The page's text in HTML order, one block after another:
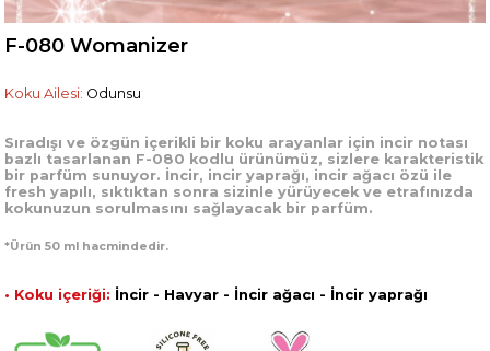
F-080 Womanizer
Koku Ailesi: Odunsu
Sıradışı ve özgün içerikli bir koku arayanlar için incir notası
bazlı tasarlanan F-080 kodlu ürünümüz, sizlere karakteristik
bir parfüm sunuyor. İncir, incir yaprağı, incir ağacı özü ile
fresh yapılı, sıktıktan sonra sizinle yürüyecek ve etrafınızda
kokunuzun sorulmasını sağlayacak bir parfüm.
*Ürün 50 ml hacmindedir.
• Koku içeriği: İncir - Havyar - İncir ağacı - İncir yaprağı